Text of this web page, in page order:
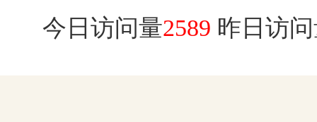
今日访问量2589 昨日访